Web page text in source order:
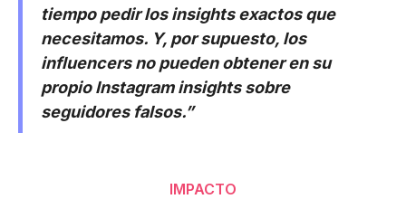
tiempo pedir los insights exactos que
necesitamos. Y, por supuesto, los
influencers no pueden obtener en su
propio Instagram insights sobre
seguidores falsos.”
IMPACTO